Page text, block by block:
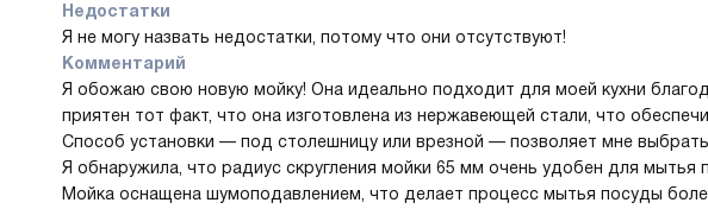
Недостатки
Я не могу назвать недостатки, потому что они отсутствуют!
Комментарий
Я обожаю свою новую мойку! Она идеально подходит для моей кухни
приятен тот факт, что она изготовлена из нержавеющей стали, что
Способ установки — под столешницу или врезной — позволяет мне
Я обнаружила, что радиус скругления мойки 65 мм очень удобен для мытья
Мойка оснащена шумоподавлением, что делает процесс мытья посуды